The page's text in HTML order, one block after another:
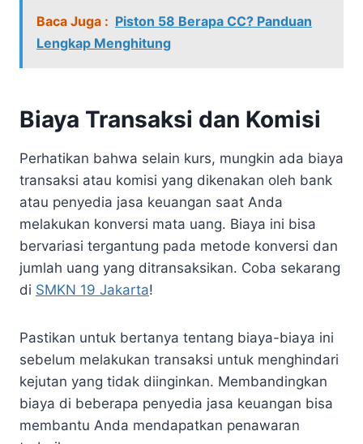
Baca Juga : Piston 58 Berapa CC? Panduan
Lengkap Menghitung
Biaya Transaksi dan Komisi
Perhatikan bahwa selain kurs, mungkin ada biaya
transaksi atau komisi yang dikenakan oleh bank
atau penyedia jasa keuangan saat Anda
melakukan konversi mata uang. Biaya ini bisa
bervariasi tergantung pada metode konversi dan
jumlah uang yang ditransaksikan. Coba sekarang
di SMKN 19 Jakarta!
Pastikan untuk bertanya tentang biaya-biaya ini
sebelum melakukan transaksi untuk menghindari
kejutan yang tidak diinginkan. Membandingkan
biaya di beberapa penyedia jasa keuangan bisa
membantu Anda mendapatkan penawaran